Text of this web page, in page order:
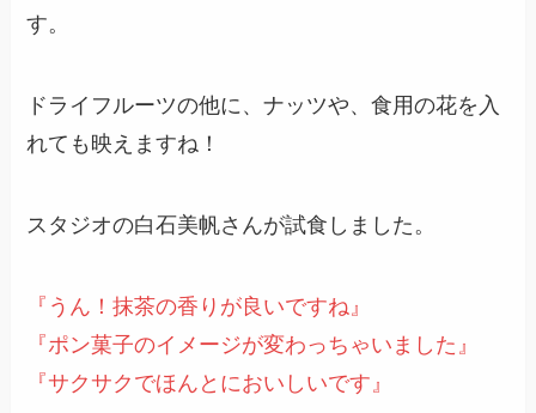
す。
ドライフルーツの他に、ナッツや、食用の花を入
れても映えますね！
スタジオの白石美帆さんが試食しました。
『うん！抹茶の香りが良いですね』
『ポン菓子のイメージが変わっちゃいました』
『サクサクでほんとにおいしいです』